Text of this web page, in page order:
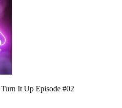
It Up Episode #02